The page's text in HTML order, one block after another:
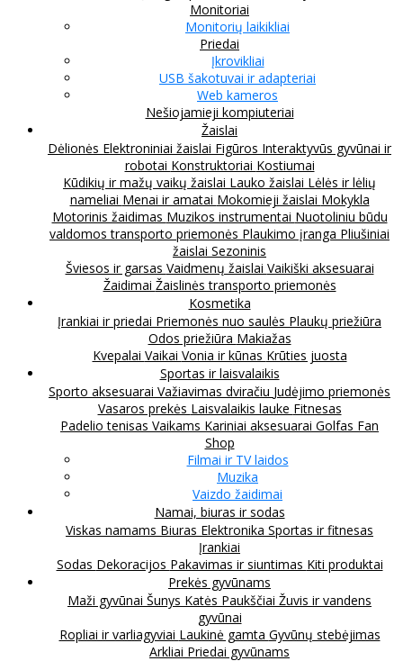
Monitoriai
Monitorių laikikliai
Priedai
Įkrovikliai
USB šakotuvai ir adapteriai
Web kameros
Nešiojamieji kompiuteriai
Žaislai
Dėlionės Elektroniniai žaislai Figūros Interaktyvūs gyvūnai ir
robotai Konstruktoriai Kostiumai
Kūdikių ir mažų vaikų žaislai Lauko žaislai Lėlės ir lėlių
nameliai Menai ir amatai Mokomieji žaislai Mokykla
Motorinis žaidimas Muzikos instrumentai Nuotoliniu būdu
valdomos transporto priemonės Plaukimo įranga Pliušiniai
žaislai Sezoninis
Šviesos ir garsas Vaidmenų žaislai Vaikiški aksesuarai
Žaidimai Žaislinės transporto priemonės
Kosmetika
Įrankiai ir priedai Priemonės nuo saulės Plaukų priežiūra
Odos priežiūra Makiažas
Kvepalai Vaikai Vonia ir kūnas Krūties juosta
Sportas ir laisvalaikis
Sporto aksesuarai Važiavimas dviračiu Judėjimo priemonės
Vasaros prekės Laisvalaikis lauke Fitnesas
Padelio tenisas Vaikams Kariniai aksesuarai Golfas Fan
Shop
Filmai ir TV laidos
Muzika
Vaizdo žaidimai
Namai, biuras ir sodas
Viskas namams Biuras Elektronika Sportas ir fitnesas
Įrankiai
Sodas Dekoracijos Pakavimas ir siuntimas Kiti produktai
Prekės gyvūnams
Maži gyvūnai Šunys Katės Paukščiai Žuvis ir vandens
gyvūnai
Ropliai ir varliagyviai Laukinė gamta Gyvūnų stebėjimas
Arkliai Priedai gyvūnams